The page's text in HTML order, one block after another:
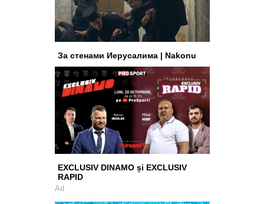
За стенами Иерусалима | Nakonu
EXCLUSIV DINAMO și EXCLUSIV
RAPID
Ad